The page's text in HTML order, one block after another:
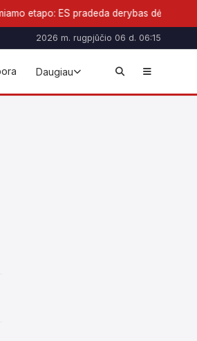
pradeda derybas dėl naujos pinigų formos
2026 m. rugpjūčio 06 d. 06:15
Daugiau